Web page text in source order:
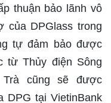
thuận bảo lãnh vô
của DPGlass trong
tự đảm bảo được
từ Thủy điện Sông
cũng sẽ được
DPG tại VietinBank